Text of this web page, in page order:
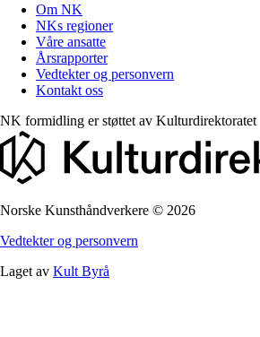
Om NK
NKs regioner
Våre ansatte
Årsrapporter
Vedtekter og personvern
Kontakt oss
NK formidling er støttet av Kulturdirektoratet
Norske Kunsthåndverkere © 2026
Vedtekter og personvern
Laget av Kult Byrå